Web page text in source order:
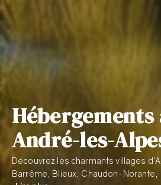
Hébergements
André-les-
Découvrez les charmants villages
Barrême, Blieux, Chaudon-Norante,